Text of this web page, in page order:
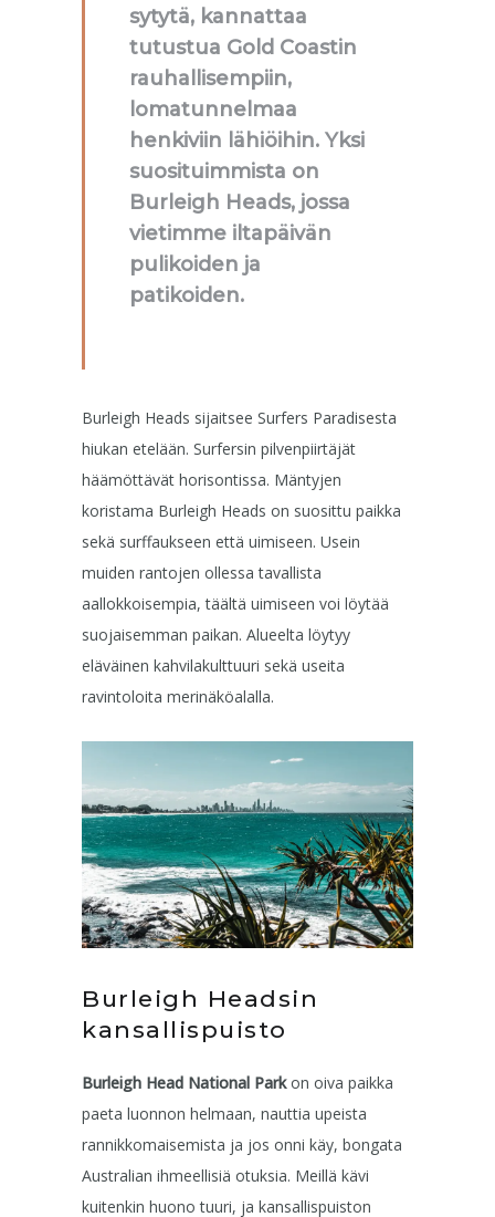
sytytä, kannattaa
tutustua Gold Coastin
rauhallisempiin,
lomatunnelmaa
henkiviin lähiöihin. Yksi
suosituimmista on
Burleigh Heads, jossa
vietimme iltapäivän
pulikoiden ja
patikoiden.
Burleigh Heads sijaitsee Surfers Paradisesta
hiukan etelään. Surfersin pilvenpiirtäjät
häämöttävät horisontissa. Mäntyjen
koristama Burleigh Heads on suosittu paikka
sekä surffaukseen että uimiseen. Usein
muiden rantojen ollessa tavallista
aallokkoisempia, täältä uimiseen voi löytää
suojaisemman paikan. Alueelta löytyy
eläväinen kahvilakulttuuri sekä useita
ravintoloita merinäköalalla.
Burleigh Headsin
kansallispuisto
Burleigh Head National Parkon oiva paikka
paeta luonnon helmaan, nauttia upeista
rannikkomaisemista ja jos onni käy, bongata
Australian ihmeellisiä otuksia. Meillä kävi
kuitenkin huono tuuri, ja kansallispuiston